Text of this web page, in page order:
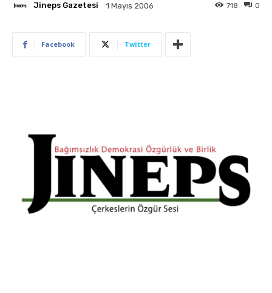
Jineps Gazetesi 1 Mayıs 2006 0
718
Facebook Twitter